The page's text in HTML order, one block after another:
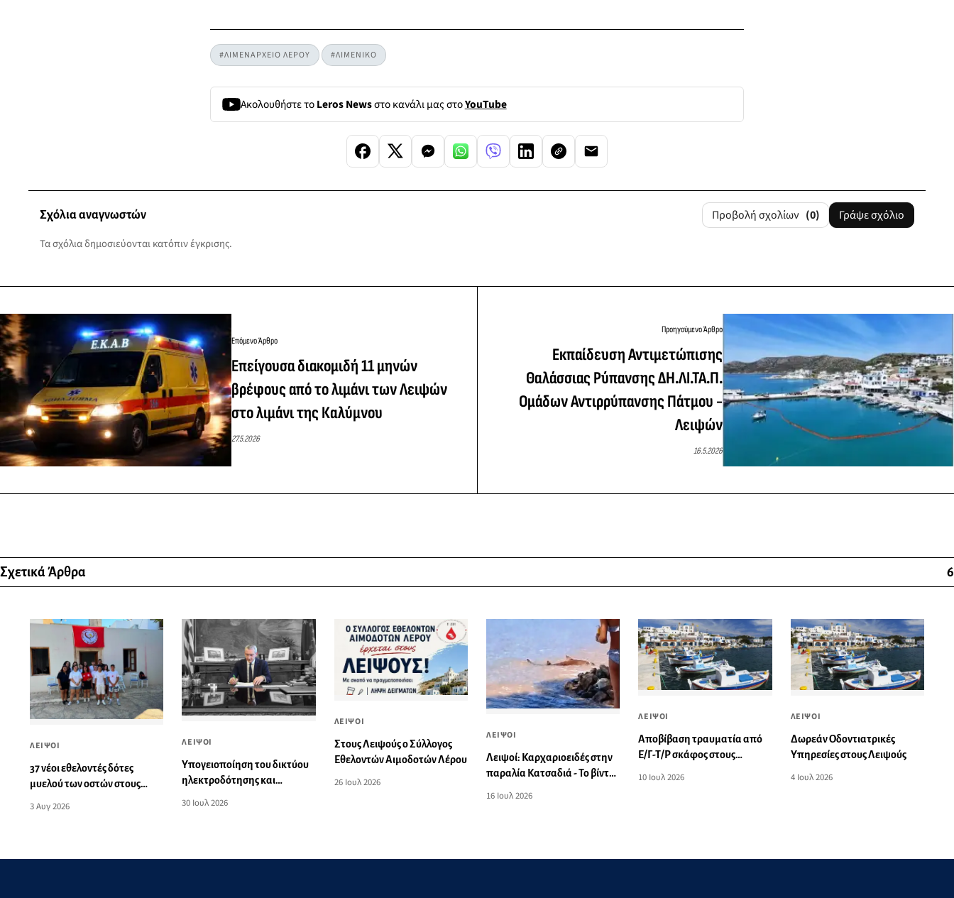
#ΛΙΜΕΝΑΡΧΕΙΟ ΛΕΡΟΥ #ΛΙΜΕΝΙΚΟ
Ακολουθήστε τοLeros Newsστο κανάλι μας στοYouTube
Σχόλια αναγνωστών Προβολή σχολίων (0) Γράψε σχόλιο
Τα σχόλια δημοσιεύονται κατόπιν έγκρισης.
Επόμενο Άρθρο
Επείγουσα διακομιδή 11 μηνών
βρέφους από το λιμάνι των Λειψών
στο λιμάνι της Καλύμνου
27.5.2026
Προηγούμενο Άρθρο
Εκπαίδευση Αντιμετώπισης
Θαλάσσιας Ρύπανσης ΔΗ.ΛΙ.ΤΑ.Π.
Ομάδων Αντιρρύπανσης Πάτμου -
Λειψών
16.5.2026
Σχετικά Άρθρα 6
ΛΕΙΨΟΙ
37 νέοι εθελοντές δότες
μυελού των οστών στους
σημαντική δράση
3 Αυγ 2026
ΛΕΙΨΟΙ
Yπογειοποίηση του δικτύου
ηλεκτροδότησης και
30 Ιουλ 2026
ΛΕΙΨΟΙ
Στους Λειψούς ο Σύλλογος
Εθελοντών Αιμοδοτών Λέρου
26 Ιουλ 2026
ΛΕΙΨΟΙ
Λειψοί: Καρχαριοειδές στην
παραλία Κατσαδιά - Το βίντεο
που κατέγραψαν λουόμενοι
16 Ιουλ 2026
ΛΕΙΨΟΙ
Αποβίβαση τραυματία από
Ε/Γ-Τ/Ρ σκάφος στους
10 Ιουλ 2026
ΛΕΙΨΟΙ
Δωρεάν Οδοντιατρικές
Υπηρεσίες στους Λειψούς
4 Ιουλ 2026